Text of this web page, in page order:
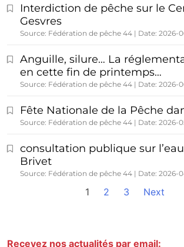
Interdiction de pêche sur le
Gesvres
Source: Fédération de pêche 44 Date: 2026-
Anguille, silure… La
en cette fin de printemps…
Source: Fédération de pêche 44 Date: 2026-
Fête Nationale de la Pêche
Source: Fédération de pêche 44 Date: 2026-
consultation publique sur
Brivet
Source: Fédération de pêche 44 Date: 2026-
1 2 3 Next
Recevez nos actualités par email: